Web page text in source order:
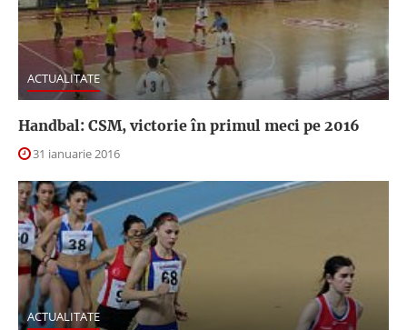
ACTUALITATE
Handbal: CSM, victorie în primul meci pe 2016
31 ianuarie 2016
ACTUALITATE